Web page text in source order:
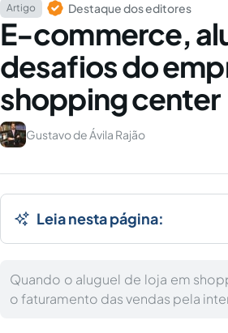
Artigo Destaque dos editores
E-commerce,
desafios do
shopping center
Gustavo de Ávila Rajão
Leia nesta página:
Quando o aluguel de loja em
o faturamento das vendas pela